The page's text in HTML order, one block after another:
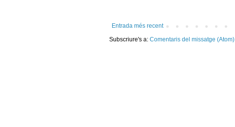
Entrada més recent
Subscriure's a: Comentaris del missatge (Atom)